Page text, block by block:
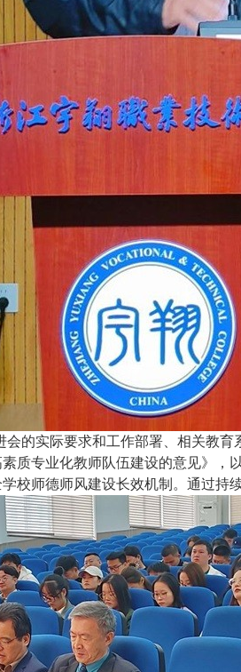
的实际要求和工作部署、相关教
质专业化教师队伍建设的意见》
校师德师风建设长效机制。通过持